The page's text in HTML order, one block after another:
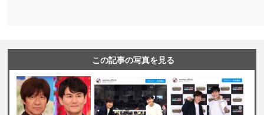
この記事の写真を見る